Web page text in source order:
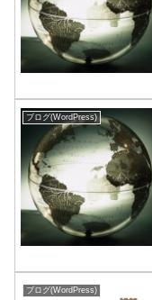
ブログ(WordPress)
ブログ(WordPress)